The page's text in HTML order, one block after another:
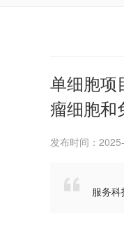
单细胞项
瘤细胞和
发布时间：
 服务